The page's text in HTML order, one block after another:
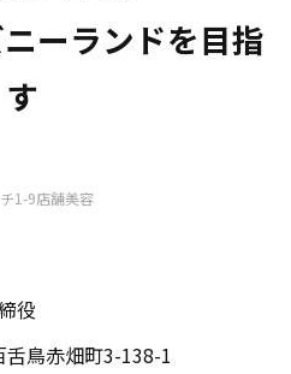
ーランドを目指
す
役
鳥赤畑町3-138-1